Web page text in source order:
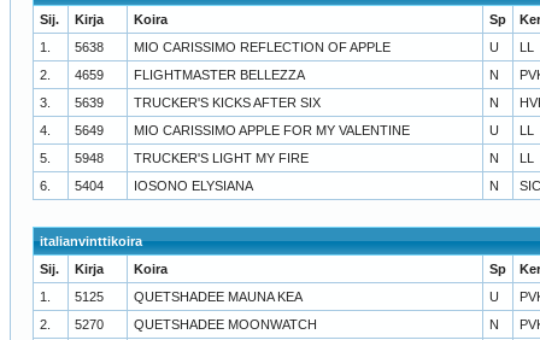
Sij.
Kirja Koira Sp
1.
5638 MIO CARISSIMO REFLECTION OF APPLE U
LL
2.
4659 FLIGHTMASTER BELLEZZA N
3.
5639 TRUCKER'S KICKS AFTER SIX N
4.
5649 MIO CARISSIMO APPLE FOR MY VALENTINE U
LL
5.
5948 TRUCKER'S LIGHT MY FIRE N
LL
6.
5404 IOSONO ELYSIANA N SIC
italianvinttikoira
Sij.
Kirja Koira Sp
1.
5125 QUETSHADEE MAUNA KEA U
2.
5270 QUETSHADEE MOONWATCH N